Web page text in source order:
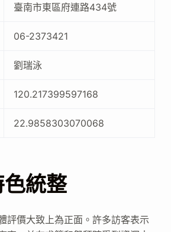
臺南市東區府連路434號
06-2373421
劉瑞泳
120.217399597168
22.9858303070068
統整
評價大致上為正面。許多訪客表示